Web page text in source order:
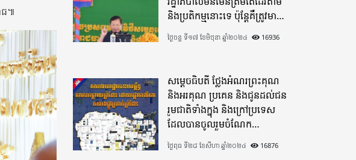
ធ៕
និងប្រតិកម្មនោះទេ ប៉ុន្តែគឺត្រូវមាន
ភាពបុរេសកម្ម
ថ្ងៃចន្ទ ទី១៧ ខែមិថុនា ឆ្នាំ២០២៤ 16936
សម្តេចធិបតី ថ្លែងអំណរព្រះគុណ
និងអរគុណ ប្រគេន និងជូនដល់ជន
រួមជាតិទាំងក្នុង​ និងក្រៅប្រទេស​
ដែលបានចូលរួមចំណែក
យ៉ាងផុលផុសបរិច្ចាគថវិកាក្នុង
«មូលនិធិកសាងហេដ្ឋារចនាសម្ព័ន្ធ
ថ្ងៃពុធ ទី២៨ ខែសីហា ឆ្នាំ២០២៤ 16876